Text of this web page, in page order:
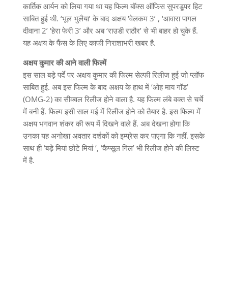
कार्तिक आर्यन को लिया गया था यह फिल्म बॉक्स ऑफिस सुपरडूपर हिट
साबित हुई थी. ‘भूल भुलैया’ के बाद अक्षय ‘वेलकम 3’ , ‘आवारा पागल
दीवाना 2’ ‘हेरा फेरी 3’ और अब ‘राउडी राठौर’ से भी बाहर हो चुके हैं.
यह अक्षय के फैंस के लिए काफी निराशाभरी खबर है.
अक्षय कुमार की आने वाली फिल्में
इस साल बड़े पर्दे पर अक्षय कुमार की फिल्म सेल्फी रिलीज हुई जो प्लॉफ
साबित हुई. अब इस फिल्म के बाद अक्षय के हाथ में ‘ओह माय गॉड’
(OMG-2) का सीक्वल रिलीज होने वाला है. यह फिल्म लंबे वक्त से चर्चे
में बनी हैं. फिल्म इसी साल मई में रिलीज होने को तैयार है. इस फिल्म में
अक्षय भगवान शंकर की रूप में दिखने वाले हैं. अब देखना होगा कि
उनका यह अनोखा अवतार दर्शकों को इम्प्रेस कर पाएगा कि नहीं. इसके
साथ ही ‘बड़े मियां छोटे मियां ‘, ‘कैप्सूल गिल’ भी रिलीज होने की लिस्ट
में है.